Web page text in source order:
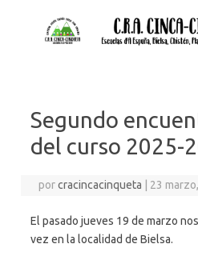
Segundo
del curso 2025-
porcracincacinqueta | 23
El pasado jueves 19 de marzo
vez en la localidad de Bielsa.